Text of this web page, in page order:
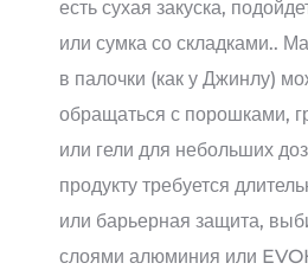
есть сухая закуска,
или сумка со складками..
в палочки (как у Джинлу)
обращаться с порошками,
или гели для небольших
продукту требуется
или барьерная защита,
слоями алюминия или